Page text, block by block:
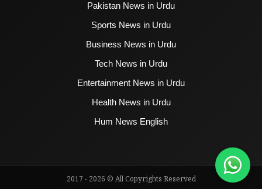
Pakistan News in Urdu
Sports News in Urdu
Business News in Urdu
Tech News in Urdu
Entertainment News in Urdu
Health News in Urdu
Hum News English
2017 - 2026 © All Copyrights Reserved